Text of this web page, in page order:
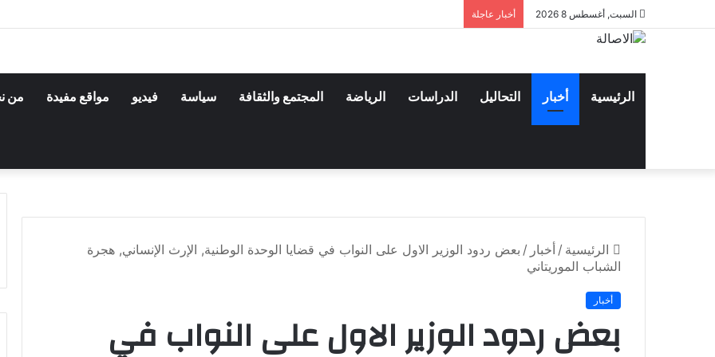
السبت, أغسطس 8 2026 أخبار عاجلة
الرئيسية أخبار التحاليل الدراسات الرياضة المجتمع والثقافة سياسة فيديو مواقع مفيدة من
الرئيسية / أخبار / بعض ردود الوزير الاول على النواب في قضايا الوحدة الوطنية, الإرث الإنساني, هجرة
الشباب الموريتاني
أخبار
بعض ردود الوزير الاول على النواب في